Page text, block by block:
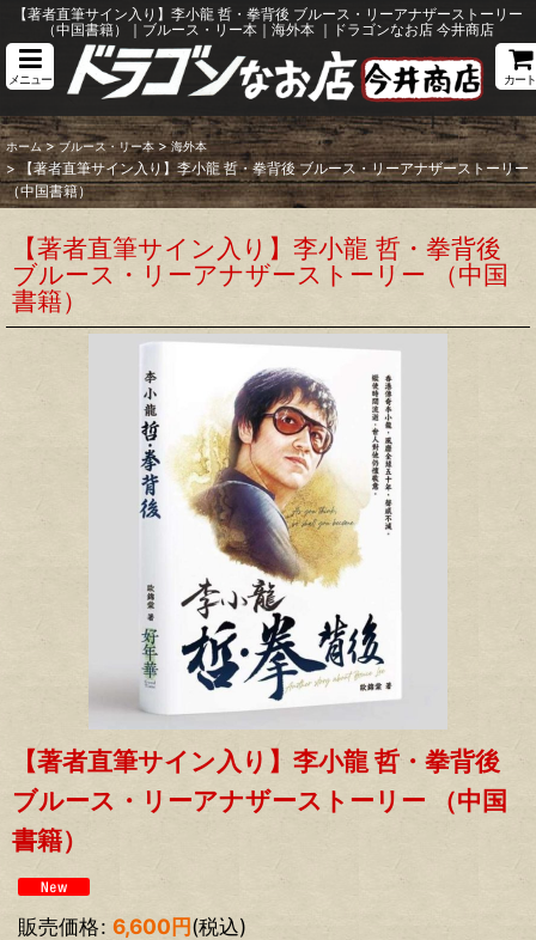
【著者直筆サイン入り】李小龍 哲・拳背後 ブルース・リーアナザーストーリー
（中国書籍）｜ブルース・リー本｜海外本 ｜ドラゴンなお店 今井商店
メニュー カート
ホーム > ブルース・リー本 > 海外本
> 【著者直筆サイン入り】李小龍 哲・拳背後 ブルース・リーアナザーストーリー
（中国書籍）
【著者直筆サイン入り】李小龍 哲・拳背後
ブルース・リーアナザーストーリー （中国
書籍）
【著者直筆サイン入り】李小龍 哲・拳背後
ブルース・リーアナザーストーリー （中国
書籍）
販売価格: 6,600円(税込)